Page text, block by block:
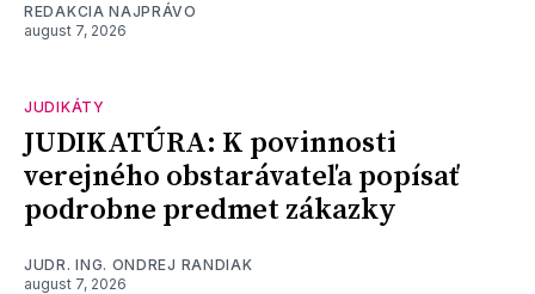
REDAKCIA NAJPRÁVO
august 7, 2026
JUDIKÁTY
JUDIKATÚRA: K povinnosti
verejného obstarávateľa popísať
podrobne predmet zákazky
JUDR. ING. ONDREJ RANDIAK
august 7, 2026